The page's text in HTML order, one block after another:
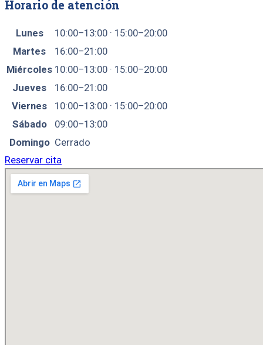
Horario de atención
Lunes
10:00–13:00 · 15:00–20:00
Martes
16:00–21:00
Miércoles 10:00–13:00 · 15:00–20:00
Jueves
16:00–21:00
Viernes
10:00–13:00 · 15:00–20:00
Sábado
09:00–13:00
Domingo Cerrado
Reservar cita